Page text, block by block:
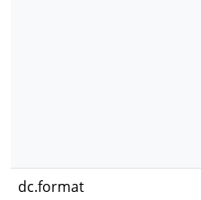
dc.format